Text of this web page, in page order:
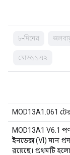
৮-দিনের
মোড১১এ২
MOD13A1.061
MOD13A1 V6.1
ইনডেক্স (VI) মান
রয়েছে। প্রথমটি